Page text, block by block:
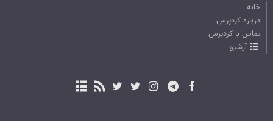
خانه
درباره کردپرس
تماس با کردپرس
آرشیو